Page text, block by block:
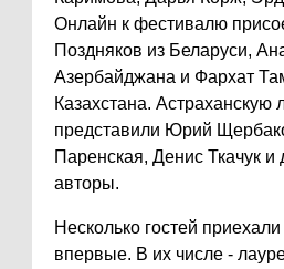
Онлайн к фестивалю
Поздняков из Беларуси,
Азербайджана и Фархат
Казахстана. Астраханскую
представили Юрий
Паренская, Денис Ткачук и
авторы.
Несколько гостей
впервые. В их числе -